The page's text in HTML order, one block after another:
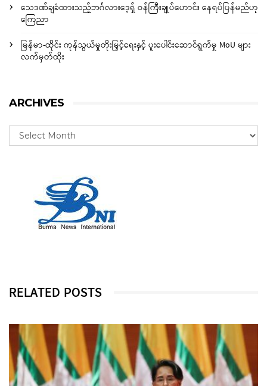
သေဒဏ်ချခံထားသည့်ဘင်္ဂလားဒေ့ရှ် ဝန်ကြီးချုပ်ဟောင်း နေရပ်ပြန်မည်ဟု
ကြေညာ
မြန်မာ-ထိုင်း ကုန်သွယ်မှုတိုးမြှင့်ရေးနှင့် ပူးပေါင်းဆောင်ရွက်မှု MoU များ
လက်မှတ်ထိုး
ARCHIVES
RELATED POSTS